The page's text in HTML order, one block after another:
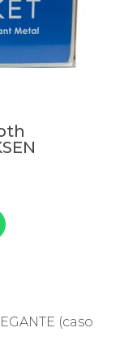
(caso